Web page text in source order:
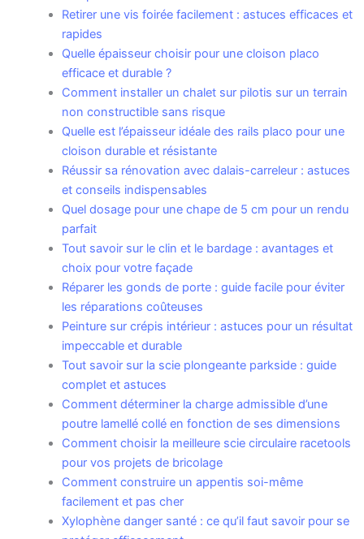
Retirer une vis foirée facilement : astuces efficaces et
rapides
Quelle épaisseur choisir pour une cloison placo
efficace et durable ?
Comment installer un chalet sur pilotis sur un terrain
non constructible sans risque
Quelle est l’épaisseur idéale des rails placo pour une
cloison durable et résistante
Réussir sa rénovation avec dalais-carreleur : astuces
et conseils indispensables
Quel dosage pour une chape de 5 cm pour un rendu
parfait
Tout savoir sur le clin et le bardage : avantages et
choix pour votre façade
Réparer les gonds de porte : guide facile pour éviter
les réparations coûteuses
Peinture sur crépis intérieur : astuces pour un résultat
impeccable et durable
Tout savoir sur la scie plongeante parkside : guide
complet et astuces
Comment déterminer la charge admissible d’une
poutre lamellé collé en fonction de ses dimensions
Comment choisir la meilleure scie circulaire racetools
pour vos projets de bricolage
Comment construire un appentis soi-même
facilement et pas cher
Xylophène danger santé : ce qu’il faut savoir pour se